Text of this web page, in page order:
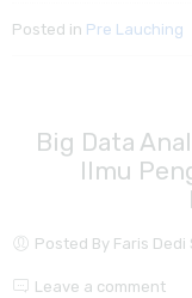
Posted in Pre Lauching
Big Data
Ilmu
Posted By Faris Dedi
Leave a comment